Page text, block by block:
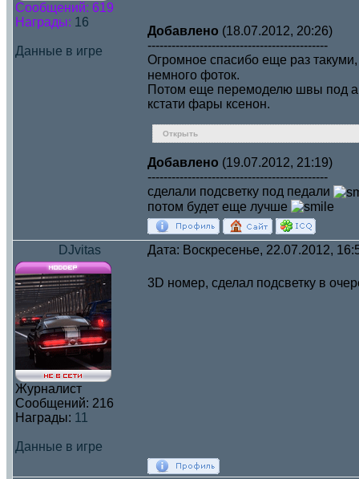
Сообщений: 619
Награды: 16
Данные в игре
Добавлено (18.07.2012, 20:26)
---------------------------------------------
Огромное спасибо еще раз
немного фоток.
Потом еще перемоделю швы под
кстати фары ксенон.
Открыть
Добавлено (19.07.2012, 21:19)
---------------------------------------------
сделали подсветку под педали
потом будет еще лучше
DJvitas Дата: Воскресенье, 22.07.2012,
Журналист
Сообщений: 216
Награды: 11
Данные в игре
3D номер, сделал подсветку в